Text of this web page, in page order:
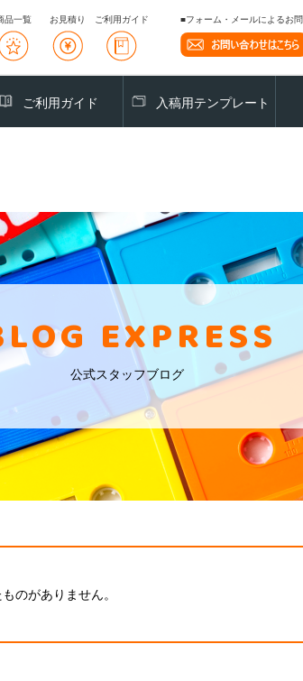
品一覧 お見積り ご利用ガイド ■フォーム・メールによるお
ご利用ガイド 入稿用テンプレート
EXPRESS
公式スタッフブログ
のがありません。